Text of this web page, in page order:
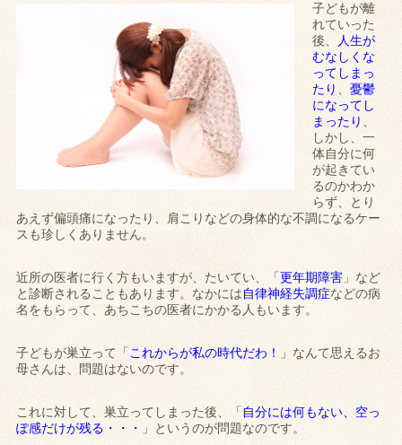
子どもが離
れていった
後、 人生が
むなしくな
ってしまっ
たり 、憂鬱
になってし
まったり 、
しかし、一
体自分に何
が起きてい
るのかわか
らず、とり
あえず偏頭痛になったり、肩こりなどの身体的な不調になるケー
スも珍しくありません。
近所の医者に行く方もいますが、たいてい、「更年期障害 」など
と診断されることもあります。なかには自律神経失調症などの病
名をもらって、あちこちの医者にかかる人もいます。
子どもが巣立って「 これからが私の時代だわ！
」なんて思えるお
母さんは、問題はないのです。
これに対して、巣立ってしまった後、「自分には何もない、空っ
ぽ感だけが残る・・・
」というのが問題なのです。